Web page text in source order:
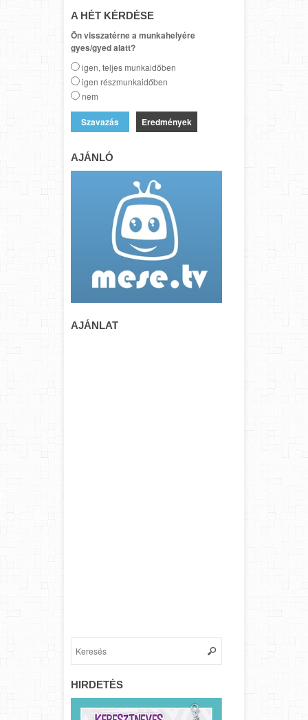
A HÉT KÉRDÉSE
Ön visszatérne a munkahelyére
gyes/gyed alatt?
igen, teljes munkaidőben
igen részmunkaidőben
nem
Eredmények
AJÁNLÓ
AJÁNLAT
HIRDETÉS